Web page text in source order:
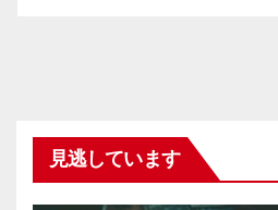
見逃しています